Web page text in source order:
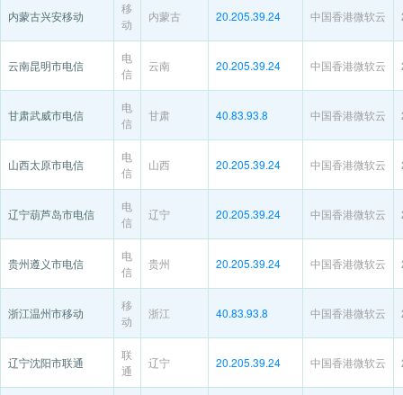
内蒙古兴安移动
移
动
内蒙古 20.205.39.24 中国香港微软云
云南昆明市电信
电
信
云南 20.205.39.24 中国香港微软云
甘肃武威市电信
电
信
甘肃 40.83.93.8 中国香港微软云
山西太原市电信
电
信
山西 20.205.39.24 中国香港微软云
辽宁葫芦岛市电信
电
信
辽宁 20.205.39.24 中国香港微软云
贵州遵义市电信
电
信
贵州 20.205.39.24 中国香港微软云
浙江温州市移动
移
动
浙江 40.83.93.8 中国香港微软云
辽宁沈阳市联通
联
通
辽宁 20.205.39.24 中国香港微软云